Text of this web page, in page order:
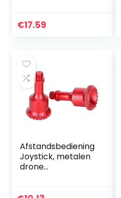
1/10 RC Truck. 6
€17.59
Afstandsbediening
Joystick, metalen
drone